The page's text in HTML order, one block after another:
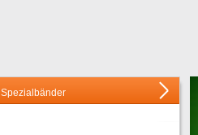
Spezialbänder